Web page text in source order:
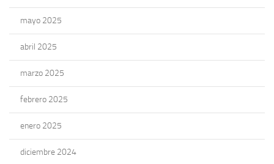
mayo 2025
abril 2025
marzo 2025
febrero 2025
enero 2025
diciembre 2024